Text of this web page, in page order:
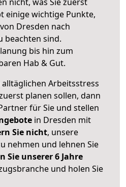
einige wichtige Punkte,
Dresden nach
beachten sind.
bis hin zum
Hab & Gut.
Arbeitsstress
planen sollen, dann
für Sie und stellen
in Dresden mit
Sie nicht, unsere
nehmen und lehnen Sie
Sie unserer 6 Jahre
und holen Sie